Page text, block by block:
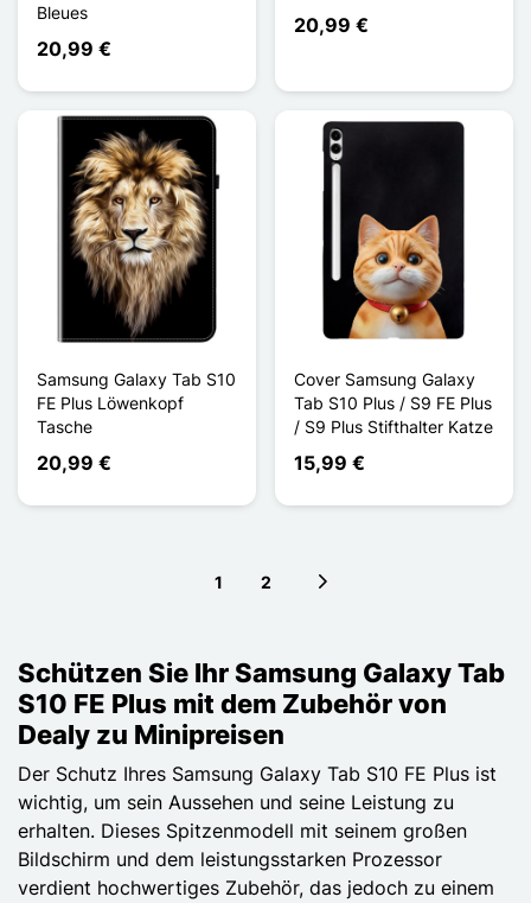
Bleues
20,99 €
20,99 €
Samsung Galaxy Tab S10
FE Plus Löwenkopf
Tasche
20,99 €
Cover Samsung Galaxy
Tab S10 Plus / S9 FE Plus
/ S9 Plus Stifthalter Katze
15,99 €
1 2
Schützen Sie Ihr Samsung Galaxy Tab
S10 FE Plus mit dem Zubehör von
Dealy zu Minipreisen
Der Schutz Ihres Samsung Galaxy Tab S10 FE Plus ist
wichtig, um sein Aussehen und seine Leistung zu
erhalten. Dieses Spitzenmodell mit seinem großen
Bildschirm und dem leistungsstarken Prozessor
verdient hochwertiges Zubehör, das jedoch zu einem